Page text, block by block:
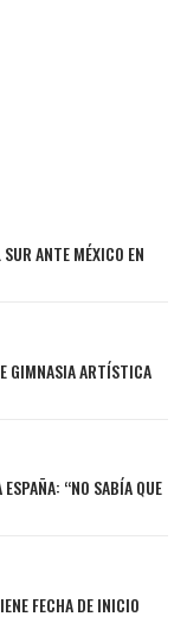
ANTE MÉXICO EN
GIMNASIA ARTÍSTICA
“NO SABÍA QUE
FECHA DE INICIO